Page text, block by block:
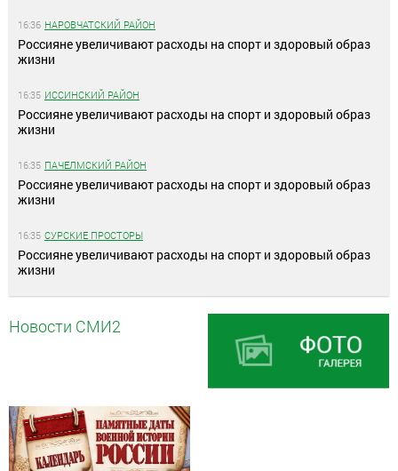
16:36 НАРОВЧАТСКИЙ РАЙОН
Россияне увеличивают расходы на спорт и здоровый образ
жизни
16:35 ИССИНСКИЙ РАЙОН
Россияне увеличивают расходы на спорт и здоровый образ
жизни
16:35 ПАЧЕЛМСКИЙ РАЙОН
Россияне увеличивают расходы на спорт и здоровый образ
жизни
16:35 СУРСКИЕ ПРОСТОРЫ
Россияне увеличивают расходы на спорт и здоровый образ
жизни
Новости СМИ2